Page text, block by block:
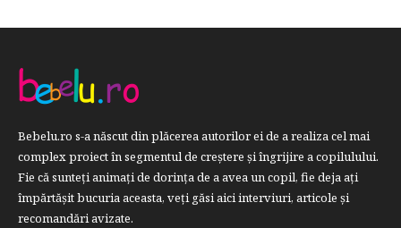
Bebelu.ro s-a născut din plăcerea autorilor ei de a realiza cel mai
complex proiect în segmentul de creştere şi îngrijire a copilulului.
Fie că sunteţi animaţi de dorinţa de a avea un copil, fie deja aţi
împărtăşit bucuria aceasta, veți găsi aici interviuri, articole şi
recomandări avizate.